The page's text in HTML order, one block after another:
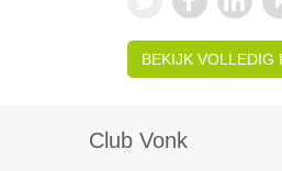
BEKIJK VOLLEDIG
Club Vonk